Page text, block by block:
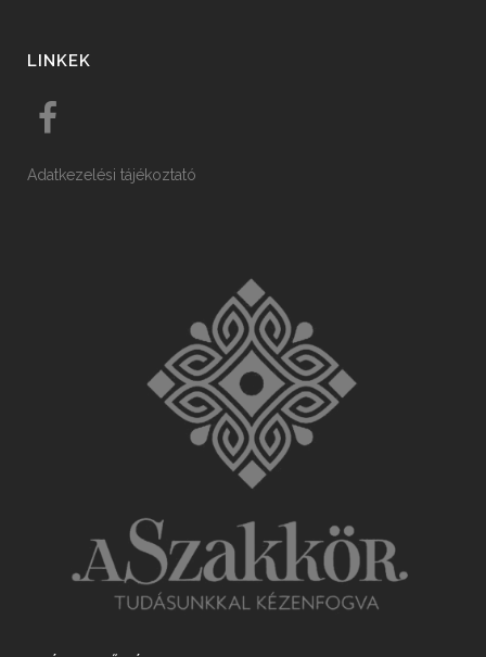
LINKEK
Adatkezelési tájékoztató